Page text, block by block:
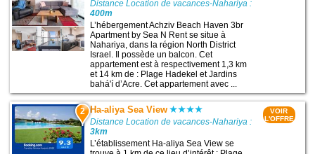
Distance Location de vacances-Nahariya :
400m
L’hébergement Achziv Beach Haven 3br
Apartment by Sea N Rent se situe à
Nahariya, dans la région North District
Israel. Il possède un balcon. Cet
appartement est à respectivement 1,3 km
et 14 km de : Plage Hadekel et Jardins
bahá'í d’Acre. Cet appartement avec ...
2 Ha-aliya Sea View
Distance Location de vacances-Nahariya :
3km
L’établissement Ha-aliya Sea View se
VOIR
L'OFFRE